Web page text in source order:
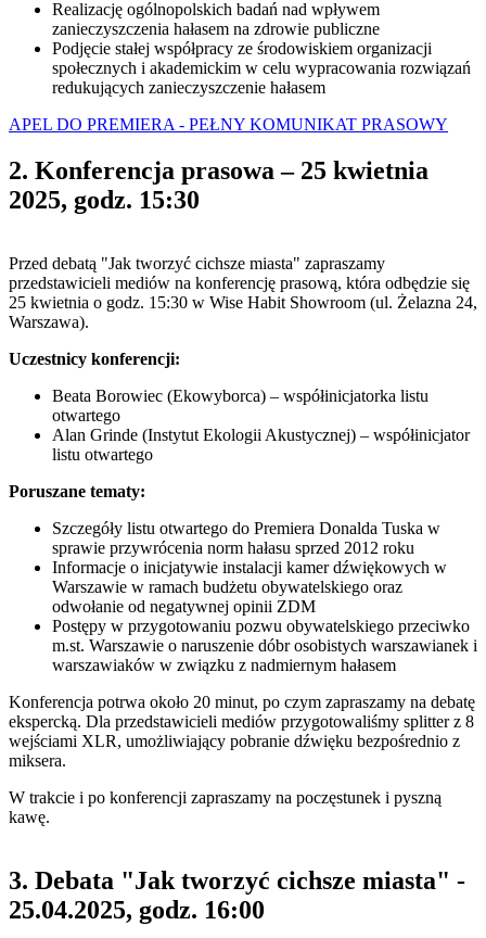
Realizację ogólnopolskich badań nad wpływem
zanieczyszczenia hałasem na zdrowie publiczne
Podjęcie stałej współpracy ze środowiskiem organizacji
społecznych i akademickim w celu wypracowania rozwiązań
redukujących zanieczyszczenie hałasem
APEL DO PREMIERA - PEŁNY KOMUNIKAT PRASOWY
2. Konferencja prasowa – 25 kwietnia
2025, godz. 15:30
Przed debatą "Jak tworzyć cichsze miasta" zapraszamy
przedstawicieli mediów na konferencję prasową, która odbędzie się
25 kwietnia o godz. 15:30 w Wise Habit Showroom (ul. Żelazna 24,
Warszawa).
Uczestnicy konferencji:
Beata Borowiec (Ekowyborca) – współinicjatorka listu
otwartego
Alan Grinde (Instytut Ekologii Akustycznej) – współinicjator
listu otwartego
Poruszane tematy:
Szczegóły listu otwartego do Premiera Donalda Tuska w
sprawie przywrócenia norm hałasu sprzed 2012 roku
Informacje o inicjatywie instalacji kamer dźwiękowych w
Warszawie w ramach budżetu obywatelskiego oraz
odwołanie od negatywnej opinii ZDM
Postępy w przygotowaniu pozwu obywatelskiego przeciwko
m.st. Warszawie o naruszenie dóbr osobistych warszawianek i
warszawiaków w związku z nadmiernym hałasem
Konferencja potrwa około 20 minut, po czym zapraszamy na debatę
ekspercką. Dla przedstawicieli mediów przygotowaliśmy splitter z 8
wejściami XLR, umożliwiający pobranie dźwięku bezpośrednio z
miksera.
W trakcie i po konferencji zapraszamy na poczęstunek i pyszną
kawę.
3. Debata "Jak tworzyć cichsze miasta" -
25.04.2025, godz. 16:00